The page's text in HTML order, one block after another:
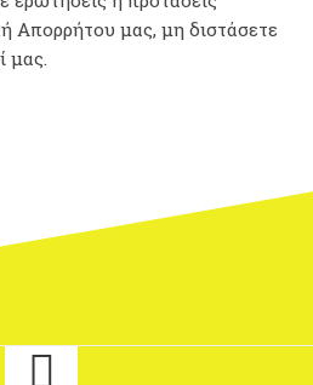
Απορρήτου μας, μη διστάσετε
μας.